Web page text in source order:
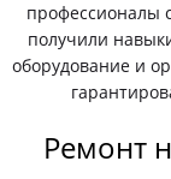
профессионалы
получили
оборудование и
Ремонт